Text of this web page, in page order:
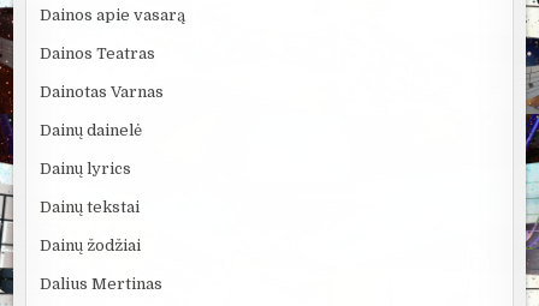
Dainos apie vasarą
Dainos Teatras
Dainotas Varnas
Dainų dainelė
Dainų lyrics
Dainų tekstai
Dainų žodžiai
Dalius Mertinas